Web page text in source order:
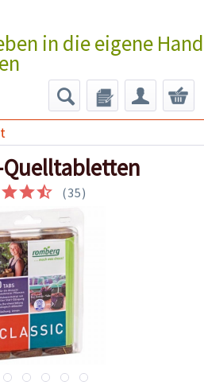
in die eigene Hand
Quelltabletten
(35)